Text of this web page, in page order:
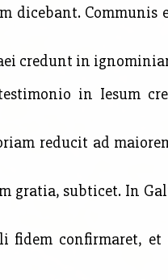
dicebant. Communis
credunt in
in Iesum
reducit ad
gratia, subticet. In
confirmaret, et